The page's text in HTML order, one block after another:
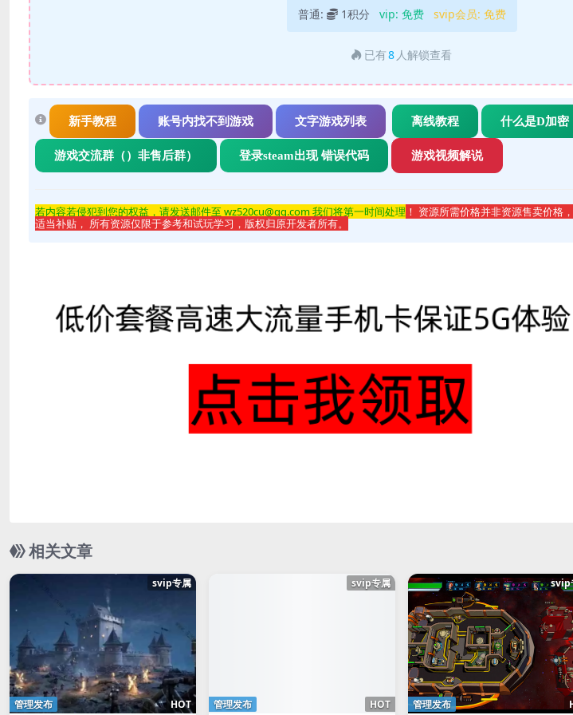
普通: 1积分 vip: 免费 svip会员: 免费
已有8 人解锁查看
新手教程 账号内找不到游戏 文字游戏列表 离线教程 什么是D加密
游戏交流群（）非售后群） 登录steam出现 错误代码 游戏视频解说
若内容若侵犯到您的权益，请发送邮件至 wz520cu@qq.com 我们将第一时间处理 ！ 资源所需价格并非资源售卖价格
适当补贴， 所有资源仅限于参考和试玩学习，版权归原开发者所有。
相关文章
svip专属
HOT
管理发布
svip专属
HOT
管理发布
svip
管理发布